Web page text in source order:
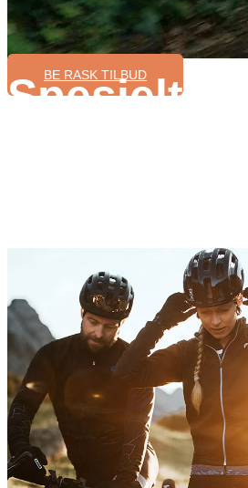
BE RASK TILBUD
Spesielt